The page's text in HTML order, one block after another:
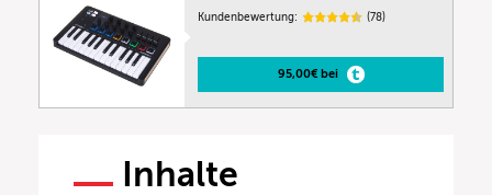
Kundenbewertung: (78)
95,00€ bei
Inhalte